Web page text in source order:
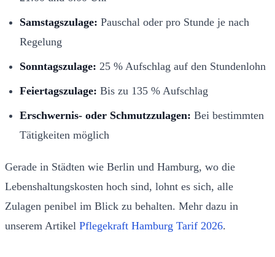
Samstagszulage: Pauschal oder pro Stunde je nach
Regelung
Sonntagszulage: 25 % Aufschlag auf den Stundenlohn
Feiertagszulage: Bis zu 135 % Aufschlag
Erschwernis- oder Schmutzzulagen: Bei bestimmten
Tätigkeiten möglich
Gerade in Städten wie Berlin und Hamburg, wo die
Lebenshaltungskosten hoch sind, lohnt es sich, alle
Zulagen penibel im Blick zu behalten. Mehr dazu in
unserem Artikel Pflegekraft Hamburg Tarif 2026.